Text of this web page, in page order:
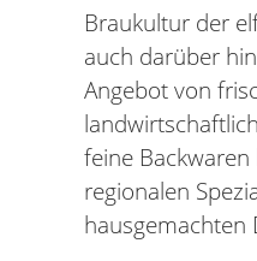
Braukultur der
auch darüber
Angebot von
feine
regionalen
hausgemachten